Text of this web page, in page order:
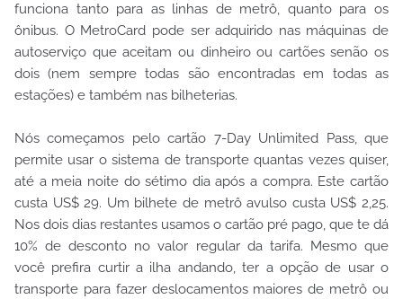
funciona tanto para as linhas de metrô, quanto para os
ônibus. O MetroCard pode ser adquirido nas máquinas de
autoserviço que aceitam ou dinheiro ou cartões senão os
dois (nem sempre todas são encontradas em todas as
estações) e também nas bilheterias.
Nós começamos pelo cartão 7-Day Unlimited Pass, que
permite usar o sistema de transporte quantas vezes quiser,
até a meia noite do sétimo dia após a compra. Este cartão
custa US$ 29. Um bilhete de metrô avulso custa US$ 2,25.
Nos dois dias restantes usamos o cartão pré pago, que te dá
10% de desconto no valor regular da tarifa. Mesmo que
você prefira curtir a ilha andando, ter a opção de usar o
transporte para fazer deslocamentos maiores de metrô ou